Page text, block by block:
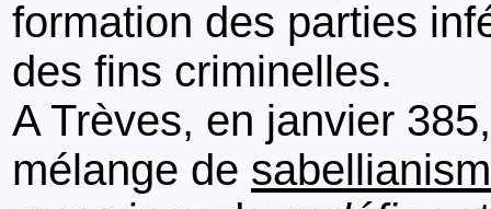
formation des parties
des fins criminelles.
A Trèves, en janvier
mélange de